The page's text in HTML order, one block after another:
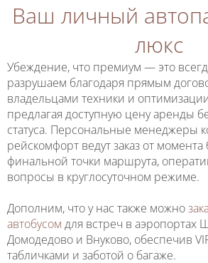
Ваш личный
люкс
Убеждение, что премиум — это
разрушаем благодаря прямым
владельцами техники и
предлагая доступную цену аренды
статуса. Персональные менеджеры
рейскомфорт ведут заказ от
финальной точки маршрута,
вопросы в круглосуточном режиме.
Дополним, что у нас также можно
автобусом для встреч в аэропортах
Домодедово и Внуково, обеспечив
табличками и заботой о багаже.